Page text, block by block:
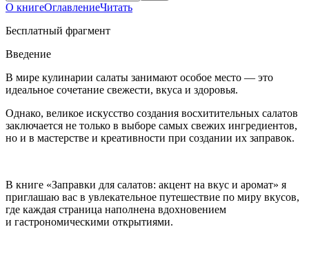
О книгеОглавлениеЧитать
Бесплатный фрагмент
Введение
В мире кулинарии салаты занимают особое место — это
идеальное сочетание свежести, вкуса и здоровья.
Однако, великое искусство создания восхитительных салатов
заключается не только в выборе самых свежих ингредиентов,
но и в мастерстве и креативности при создании их заправок.
В книге «Заправки для салатов: акцент на вкус и аромат» я
приглашаю вас в увлекательное путешествие по миру вкусов,
где каждая страница наполнена вдохновением
и гастрономическими открытиями.